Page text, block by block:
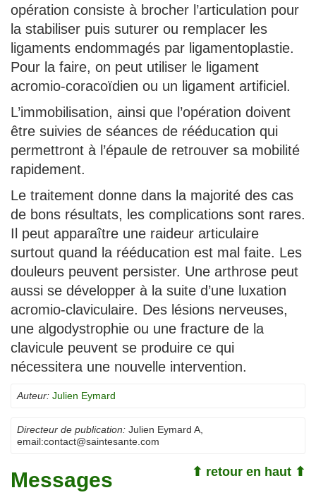
opération consiste à brocher l’articulation pour
la stabiliser puis suturer ou remplacer les
ligaments endommagés par ligamentoplastie.
Pour la faire, on peut utiliser le ligament
acromio-coracoïdien ou un ligament artificiel.
L’immobilisation, ainsi que l’opération doivent
être suivies de séances de rééducation qui
permettront à l’épaule de retrouver sa mobilité
rapidement.
Le traitement donne dans la majorité des cas
de bons résultats, les complications sont rares.
Il peut apparaître une raideur articulaire
surtout quand la rééducation est mal faite. Les
douleurs peuvent persister. Une arthrose peut
aussi se développer à la suite d’une luxation
acromio-claviculaire. Des lésions nerveuses,
une algodystrophie ou une fracture de la
clavicule peuvent se produire ce qui
nécessitera une nouvelle intervention.
Auteur: Julien Eymard
Directeur de publication: Julien Eymard A,
email:contact@saintesante.com
⬆ retour en haut ⬆
Messages